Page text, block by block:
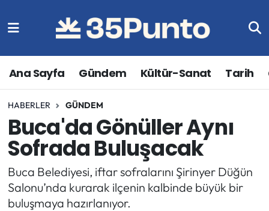
Ana Sayfa Gündem Kültür-Sanat Tarih
HABERLER GÜNDEM
Buca'da Gönüller Aynı
Sofrada Buluşacak
Buca Belediyesi, iftar sofralarını Şirinyer Düğün
Salonu’nda kurarak ilçenin kalbinde büyük bir
buluşmaya hazırlanıyor.